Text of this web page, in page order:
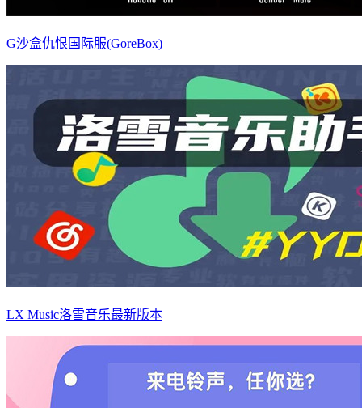
G沙盒仇恨国际服(GoreBox)
LX Music洛雪音乐最新版本